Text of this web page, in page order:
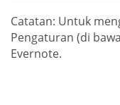
Catatan: Untuk
Pengaturan (di
Evernote.